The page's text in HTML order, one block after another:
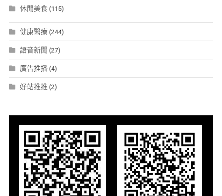
休閒美食(115)
健康醫療(244)
語音新聞 (27)
廣告推播(4)
好站推推 (2)